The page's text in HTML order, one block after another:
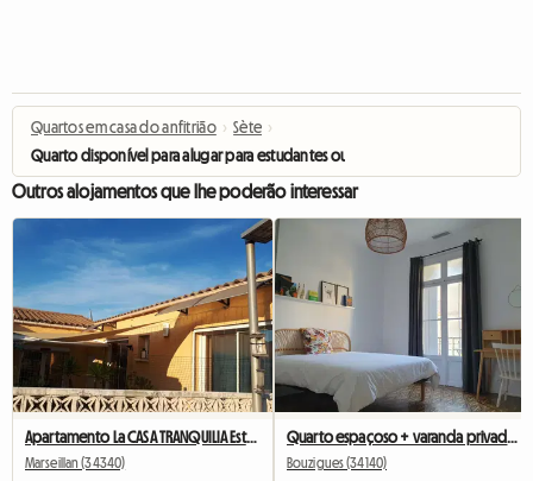
Quartos em casa do anfitrião › Sète ›
Quarto disponível para alugar para estudantes ou profissionais.
Outros alojamentos que lhe poderão interessar
Apartamento La CASA TRANQUILIA Estúdio 30 M2 G
Marseillan (34340)
Quarto espaçoso + varanda privada (apenas para mulheres)
Bouzigues (34140)